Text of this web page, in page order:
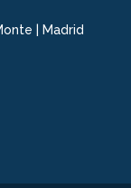
| Madrid